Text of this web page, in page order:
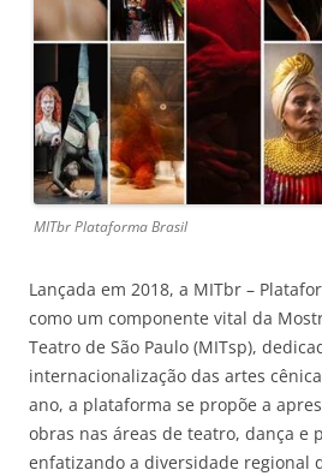
MITbr Plataforma Brasil
Lançada em 2018, a MITbr –
como um componente vital da
Teatro de São Paulo (MITsp),
internacionalização das artes
ano, a plataforma se propõe a
obras nas áreas de teatro, dança e
enfatizando a diversidade regional